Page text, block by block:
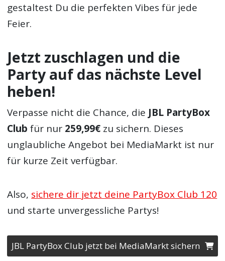
gestaltest Du die perfekten Vibes für jede
Feier.
Jetzt zuschlagen und die
Party auf das nächste Level
heben!
Verpasse nicht die Chance, die JBL PartyBox
Club für nur 259,99€ zu sichern. Dieses
unglaubliche Angebot bei MediaMarkt ist nur
für kurze Zeit verfügbar.
Also, sichere dir jetzt deine PartyBox Club 120
und starte unvergessliche Partys!
JBL PartyBox Club jetzt bei MediaMarkt sichern